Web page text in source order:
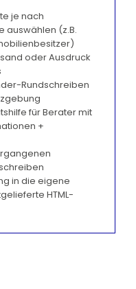
je nach
auswählen (z.B.
oder Ausdruck
Rundschreiben
für Berater mit
+
in die eigene
HTML-